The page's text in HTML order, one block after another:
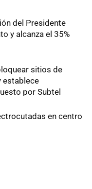
del Presidente
y alcanza el 35%
sitios de
establece
por Subtel
en centro